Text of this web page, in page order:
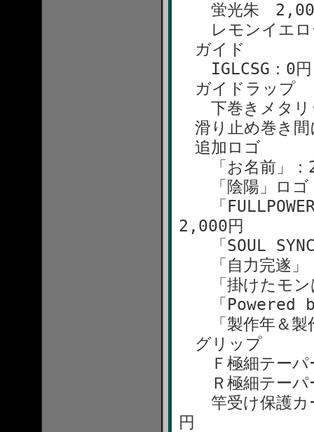
蛍光朱
レモンイエ
ガイド
IGLCSG：0円
ガイドラップ
下巻きメタリ
滑り止め巻き
追加ロゴ
「お名前」：
「陰陽」ロゴ
「
2,000円
「SOUL
「自力完遂」
「掛けたモン
「Powered
「製作年＆製
グリップ
Ｆ極細テーパ
Ｒ極細テーパ
竿受け保護カ
円